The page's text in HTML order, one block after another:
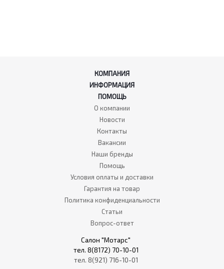
КОМПАНИЯ
ИНФОРМАЦИЯ
ПОМОЩЬ
О компании
Новости
Контакты
Вакансии
Наши бренды
Помощь
Условия оплаты и доставки
Гарантия на товар
Политика конфиденциальности
Статьи
Вопрос-ответ
Салон "Мотарс"
тел. 8(8172) 70-10-01
тел. 8(921) 716-10-01